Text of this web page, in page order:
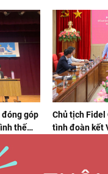
đóng góp
thế
Chủ tịch Fidel
tình đoàn kết